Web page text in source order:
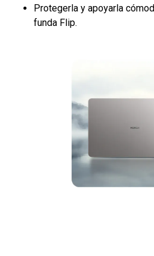
Protegerla y apoyarla
funda Flip.